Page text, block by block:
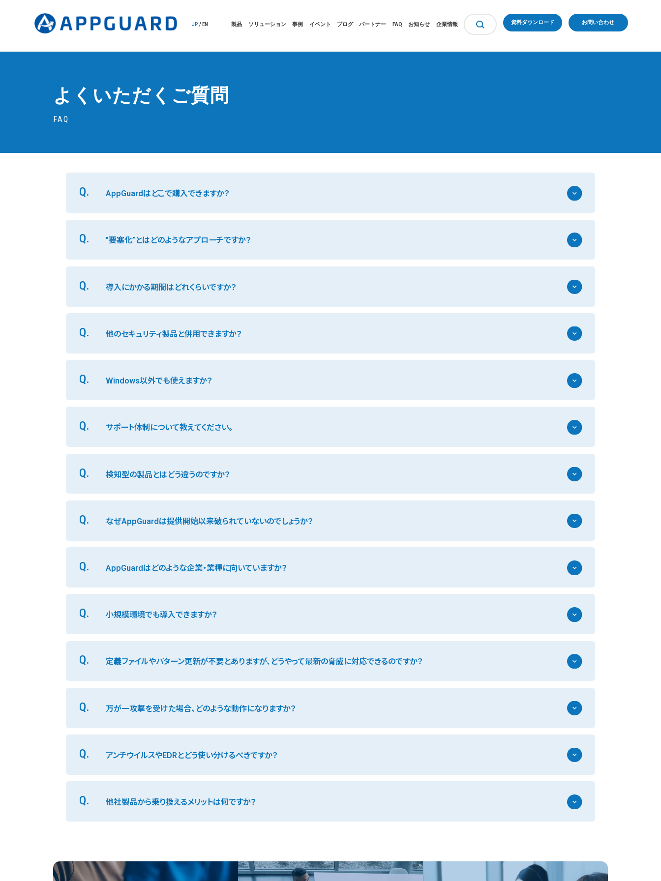
製品 ソリューション 事例 イベント ブログ パートナー FAQ お知らせ 企業情報 資料ダウンロード お問い合わせ
JP / EN
よくいただくご質問
FAQ
Q. AppGuardはどこで購入できますか？
Q. ”要塞化”とはどのようなアプローチですか？
Q. 導入にかかる期間はどれくらいですか？
Q. 他のセキュリティ製品と併用できますか？
Q. Windows以外でも使えますか？
Q. サポート体制について教えてください。
Q. 検知型の製品とはどう違うのですか？
Q. なぜAppGuardは提供開始以来破られていないのでしょうか？
Q. AppGuardはどのような企業・業種に向いていますか？
Q. 小規模環境でも導入できますか？
Q. 定義ファイルやパターン更新が不要とありますが、どうやって最新の脅威に対応できるのですか？
Q. 万が一攻撃を受けた場合、どのような動作になりますか？
Q. アンチウイルスやEDRとどう使い分けるべきですか？
Q. 他社製品から乗り換えるメリットは何ですか？